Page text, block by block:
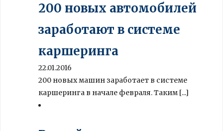
200 новых автомобилей
заработают в системе
каршеринга
22.01.2016
200 новых машин заработает в системе
каршеринга в начале февраля. Таким [...]